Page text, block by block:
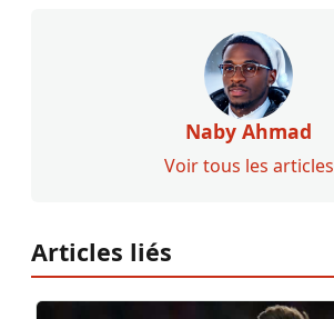
Naby Ahmad
Voir tous les articles
Articles liés